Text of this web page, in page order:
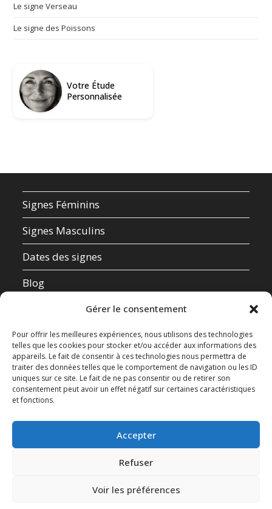
Gérer le consentement
Pour offrir les meilleures expériences, nous utilisons des technologies
telles que les cookies pour stocker et/ou accéder aux informations des
appareils. Le fait de consentir à ces technologies nous permettra de
traiter des données telles que le comportement de navigation ou les ID
uniques sur ce site. Le fait de ne pas consentir ou de retirer son
consentement peut avoir un effet négatif sur certaines caractéristiques
et fonctions.
Accepter
Refuser
Voir les préférences
Le signe Verseau
Le signe des Poissons
Votre Étude
Personnalisée
Signes Féminins
Signes Masculins
Dates des signes
Blog
Mentions Légales
Données Personnelles
Contact